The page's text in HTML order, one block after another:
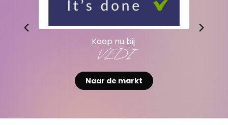
Koop nu bij
VEDI
Naar de markt